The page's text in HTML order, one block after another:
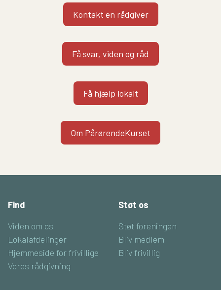
Kontakt en rådgiver
Få svar, viden og råd
Få hjælp lokalt
Om PårørendeKurset
Find
Viden om os
Lokalafdelinger
Hjemmeside for frivillige
Vores rådgivning
Støt os
Støt foreningen
Bliv medlem
Bliv frivillig